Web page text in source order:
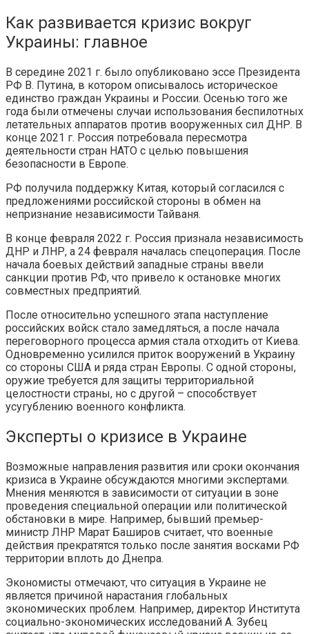
Как развивается кризис вокруг
Украины: главное
В середине 2021 г. было опубликовано эссе Президента
РФ В. Путина, в котором описывалось историческое
единство граждан Украины и России. Осенью того же
года были отмечены случаи использования беспилотных
летательных аппаратов против вооруженных сил ДНР. В
конце 2021 г. Россия потребовала пересмотра
деятельности стран НАТО с целью повышения
безопасности в Европе.
РФ получила поддержку Китая, который согласился с
предложениями российской стороны в обмен на
непризнание независимости Тайваня.
В конце февраля 2022 г. Россия признала независимость
ДНР и ЛНР, а 24 февраля началась спецоперация. После
начала боевых действий западные страны ввели
санкции против РФ, что привело к остановке многих
совместных предприятий.
После относительно успешного этапа наступление
российских войск стало замедляться, а после начала
переговорного процесса армия стала отходить от Киева.
Одновременно усилился приток вооружений в Украину
со стороны США и ряда стран Европы. С одной стороны,
оружие требуется для защиты территориальной
целостности страны, но с другой – способствует
усугублению военного конфликта.
Эксперты о кризисе в Украине
Возможные направления развития или сроки окончания
кризиса в Украине обсуждаются многими экспертами.
Мнения меняются в зависимости от ситуации в зоне
проведения специальной операции или политической
обстановки в мире. Например, бывший премьер-
министр ЛНР Марат Баширов считает, что военные
действия прекратятся только после занятия восками РФ
территории вплоть до Днепра.
Экономисты отмечают, что ситуация в Украине не
является причиной нарастания глобальных
экономических проблем. Например, директор Института
социально-экономических исследований А. Зубец